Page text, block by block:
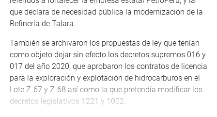
que declara de necesidad pública la modernización de la
Refinería de Talara.
También se archivaron los propuestas de ley que tenían
como objeto dejar sin efecto los decretos supremos 016 y
017 del año 2020, que aprobaron los contratos de licencia
para la exploración y explotación de hidrocarburos en el
Lote Z-67 y Z-68 así como la que pretendía modificar los
decretos legislativos 1221 y 1002.